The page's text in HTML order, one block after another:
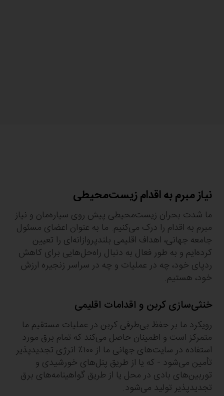
نیاز مبرم به اقدام زیست‌محیطی
ما شدت بحران زیست‌محیطی پیش روی سیاره‌مان و نیاز
مبرم به اقدام را درک می‌کنیم. ما به عنوان اعضای مسئول
جامعه جهانی، اهداف اقلیمی بلندپروازانه‌ای را تعیین
کرده‌ایم و به طور فعال به دنبال راه‌حل‌هایی برای کاهش
ردپای خود، چه در عملیات و چه در سراسر زنجیره ارزش
خود، هستیم.
خنثی‌سازی کربن و اقدامات اقلیمی
رویکرد ما بر حفظ بی‌طرفی کربن در عملیات مستقیم ما
متمرکز است و اطمینان حاصل می‌کند که تمام برق مورد
استفاده در سایت‌های جهانی ما از ۱۰۰٪ انرژی تجدیدپذیر
تأمین می‌شود - که یا از طریق پنل‌های خورشیدی و
توربین‌های بادی در محل یا از طریق گواهینامه‌های برق
تجدیدپذیر تولید می‌شود.